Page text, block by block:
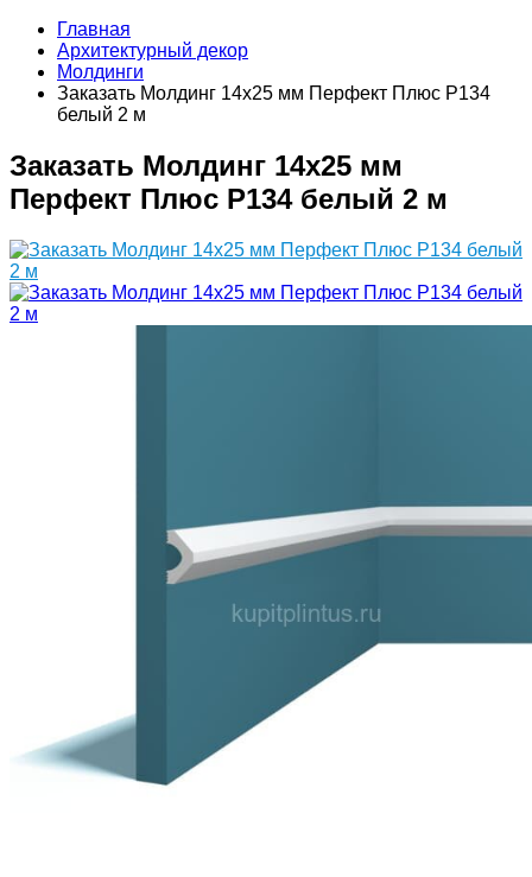
Главная
Архитектурный декор
Молдинги
Заказать Молдинг 14х25 мм Перфект Плюс P134
белый 2 м
Заказать Молдинг 14х25 мм
Перфект Плюс P134 белый 2 м